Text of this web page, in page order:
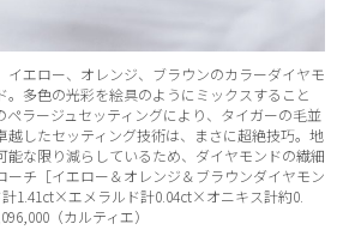
イエロー、オレンジ、ブラウンのカラーダイヤモ
。多色の光彩を絵具のようにミックスすること
ペラージュセッティングにより、タイガーの毛並
越したセッティング技術は、まさに超絶技巧。地
能な限り減らしているため、ダイヤモンドの繊細
ーチ［イエロー＆オレンジ＆ブラウンダイヤモン
1.41ct×エメラルド計0.04ct×オニキス計約0.
（カルティエ）